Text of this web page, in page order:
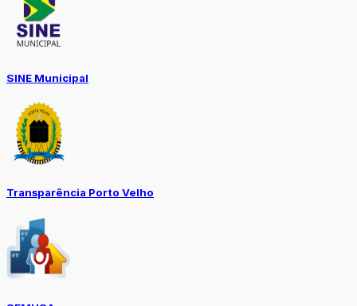
SINE Municipal
Transparência Porto Velho